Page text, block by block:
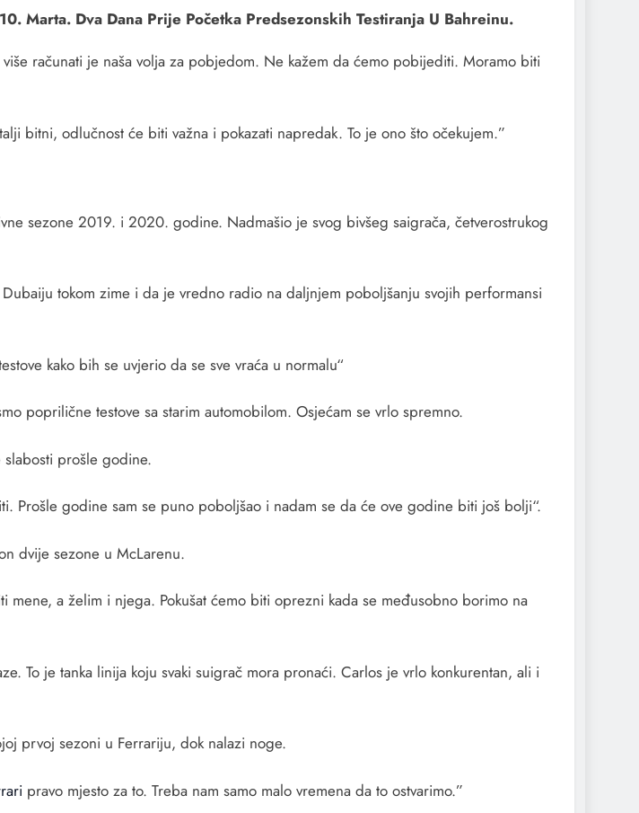
Marta. Dva Dana Prije Početka Predsezonskih Testiranja U Bahreinu.
računati je naša volja za pobjedom. Ne kažem da ćemo pobijediti. Moramo biti
bitni, odlučnost će biti važna i pokazati napredak. To je ono što očekujem.”
sezone 2019. i 2020. godine. Nadmašio je svog bivšeg saigrača, četverostrukog
tokom zime i da je vredno radio na daljnjem poboljšanju svojih performansi
kako bih se uvjerio da se sve vraća u normalu“
poprilične testove sa starim automobilom. Osjećam se vrlo spremno.
slabosti prošle godine.
Prošle godine sam se puno poboljšao i nadam se da će ove godine biti još bolji“.
dvije sezone u McLarenu.
mene, a želim i njega. Pokušat ćemo biti oprezni kada se međusobno borimo na
To je tanka linija koju svaki suigrač mora pronaći. Carlos je vrlo konkurentan, ali i
prvoj sezoni u Ferrariju, dok nalazi noge.
pravo mjesto za to. Treba nam samo malo vremena da to ostvarimo.”